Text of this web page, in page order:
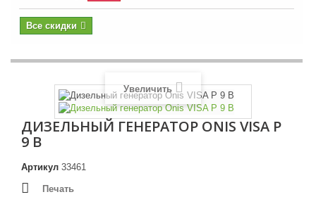
Все скидки
Увеличить
ДИЗЕЛЬНЫЙ ГЕНЕРАТОР ONIS VISA P
9 B
Артикул 33461
Печать